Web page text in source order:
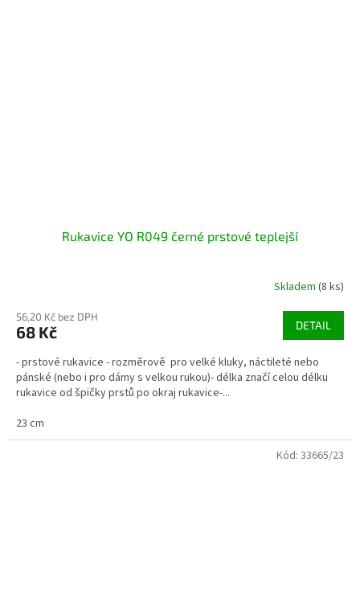
Rukavice YO R049 černé prstové teplejší
Skladem (8 ks)
56,20 Kč bez DPH
68 Kč DETAIL
- prstové rukavice - rozměrově pro velké kluky, náctileté nebo
pánské (nebo i pro dámy s velkou rukou)- délka značí celou délku
rukavice od špičky prstů po okraj rukavice-...
23 cm
Kód: 33665/23